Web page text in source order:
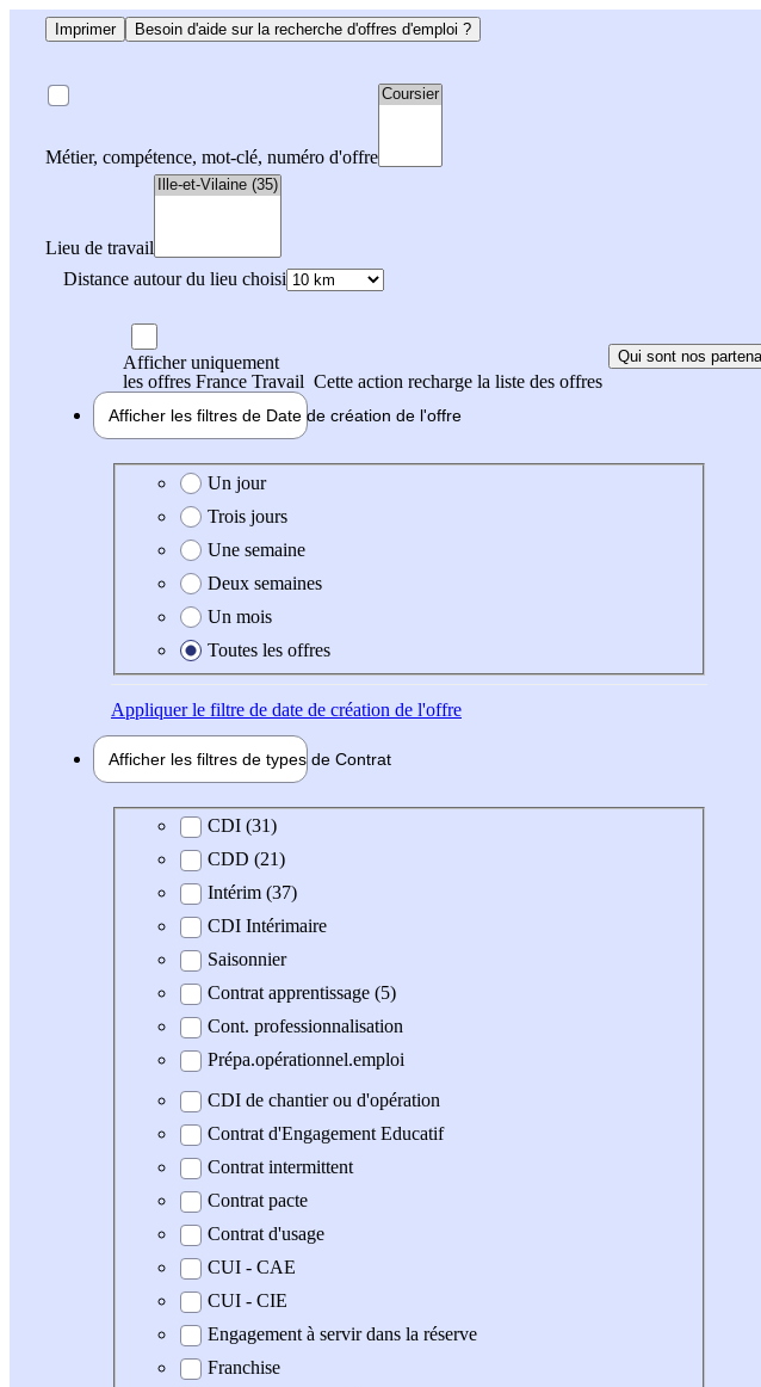
Imprimer Besoin d'aide sur la recherche d'offres d'emploi ?
Métier, compétence, mot-clé, numéro d'offre
Lieu de travail
Distance autour du lieu choisi
Afficher uniquement
les offres France Travail Cette action recharge la liste des offres
Qui sont nos
Afficher les filtres de Date de création de l'offre
Date de création de l'offre
Un jour
Trois jours
Une semaine
Deux semaines
Un mois
Toutes les offres
Appliquerle filtre de date de création de l'offre
Afficher les filtres de types de Contrat
Type de contratCDI (31)
CDD (21)
Intérim (37)
CDI Intérimaire
Saisonnier
Contrat apprentissage (5)
Cont. professionnalisation
Prépa.opérationnel.emploi
CDI de chantier ou d'opération
Contrat d'Engagement Educatif
Contrat intermittent
Contrat pacte
Contrat d'usage
CUI - CAE
CUI - CIE
Engagement à servir dans la réserve
Franchise